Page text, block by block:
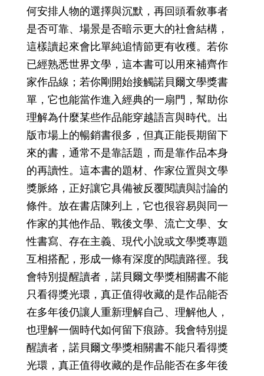
何安排人物的選擇與沉默，再回頭看敘事者
是否可靠、場景是否暗示更大的社會結構，
這樣讀起來會比單純追情節更有收穫。若你
已經熟悉世界文學，這本書可以用來補齊作
家作品線；若你剛開始接觸諾貝爾文學獎書
單，它也能當作進入經典的一扇門，幫助你
理解為什麼某些作品能穿越語言與時代。出
版市場上的暢銷書很多，但真正能長期留下
來的書，通常不是靠話題，而是靠作品本身
的再讀性。這本書的題材、作家位置與文學
獎脈絡，正好讓它具備被反覆閱讀與討論的
條件。放在書店陳列上，它也很容易與同一
作家的其他作品、戰後文學、流亡文學、女
性書寫、存在主義、現代小說或文學獎專題
互相搭配，形成一條有深度的閱讀路徑。我
會特別提醒讀者，諾貝爾文學獎相關書不能
只看得獎光環，真正值得收藏的是作品能否
在多年後仍讓人重新理解自己、理解他人，
也理解一個時代如何留下痕跡。我會特別提
醒讀者，諾貝爾文學獎相關書不能只看得獎
光環，真正值得收藏的是作品能否在多年後